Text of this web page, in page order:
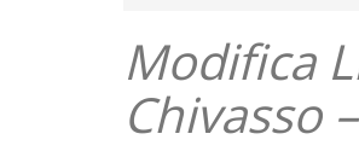
Modifica
Chivasso